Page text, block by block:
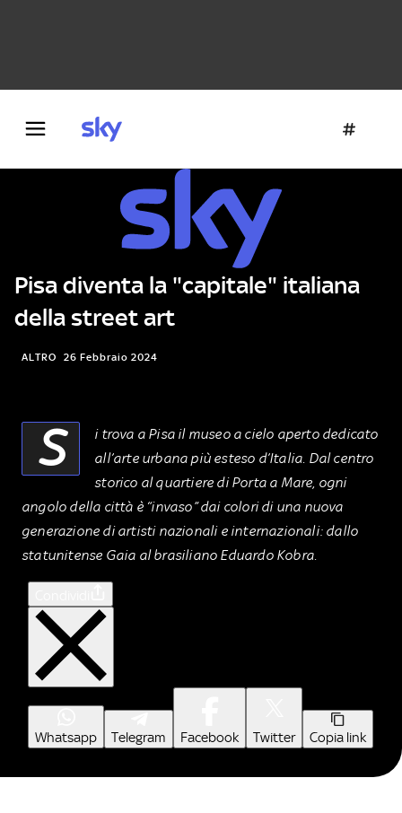
Pisa diventa la "capitale" italiana
della street art
ALTRO 26 Febbraio 2024
S
i trova a Pisa il museo a cielo aperto dedicato
all’arte urbana più esteso d’Italia. Dal centro
storico al quartiere di Porta a Mare, ogni
angolo della città è “invaso” dai colori di una nuova
generazione di artisti nazionali e internazionali: dallo
statunitense Gaia al brasiliano Eduardo Kobra.
Whatsapp Telegram Facebook Twitter Copia link